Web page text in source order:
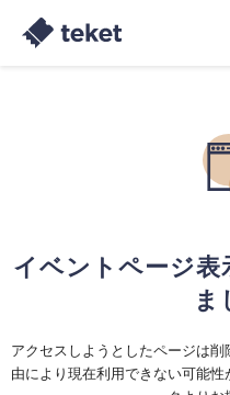
イベントページ表
ま
アクセスしようとしたページは
由により現在利用できない可能